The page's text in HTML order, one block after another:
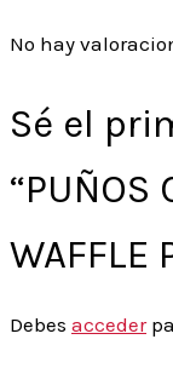
No hay
Sé el
“PUÑOS
WAFFLE
Debes acceder